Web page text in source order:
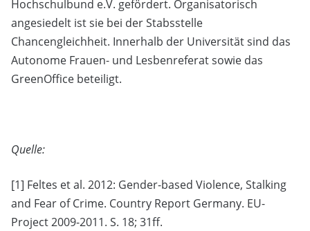
Hochschulbund e.V. gefördert. Organisatorisch
angesiedelt ist sie bei der Stabsstelle
Chancengleichheit. Innerhalb der Universität sind das
Autonome Frauen- und Lesbenreferat sowie das
GreenOffice beteiligt.
Quelle:
[1] Feltes et al. 2012: Gender-based Violence, Stalking
and Fear of Crime. Country Report Germany. EU-
Project 2009-2011. S. 18; 31ff.